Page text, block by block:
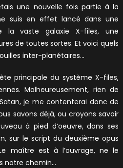
une nouvelle fois partie à la
suis en effet lancé dans une
la vaste galaxie X-files, une
de toutes sortes. Et voici quels
inter-planétaires…
principale du système X-files,
Malheureusement, rien de
je me contenterai donc de
savons déjà, ou croyons savoir
à pied d’oeuvre, dans ses
sur le script du deuxième opus
maître est à l’ouvrage, ne le
notre chemin…